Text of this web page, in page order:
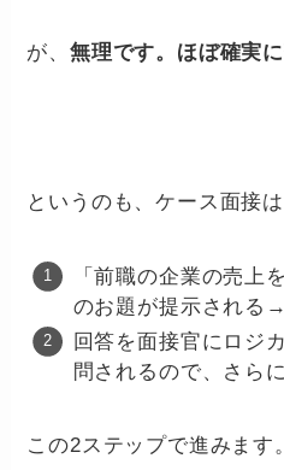
が、無理です。ほぼ確実
というのも、ケース面接は
「前職の企業の売上
のお題が提示される
回答を面接官にロジ
問されるので、さら
この2ステップで進みます。